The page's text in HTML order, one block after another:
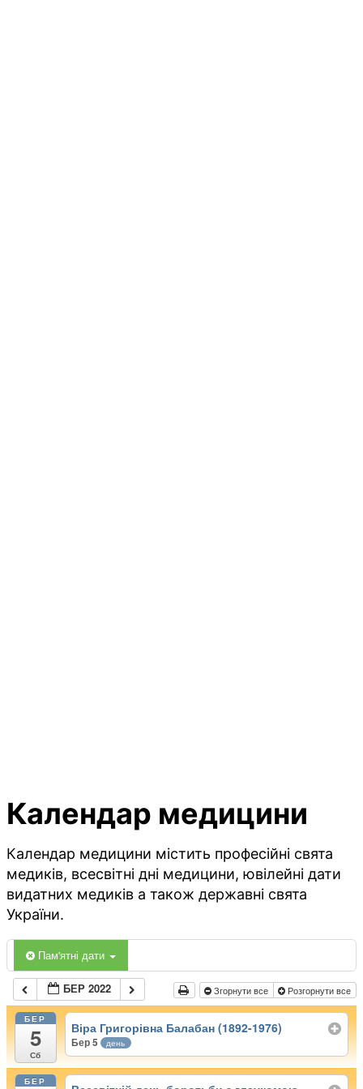
Календар медицини
Календар медицини містить професійні свята
медиків, всесвітні дні медицини, ювілейні дати
видатних медиків а також державні свята
України.
Пам'ятні дати
БЕР 2022 Згорнути все Розгорнути все
БЕР
5
Сб
Віра Григорівна Балабан (1892-1976)
Бер 5 день
БЕР